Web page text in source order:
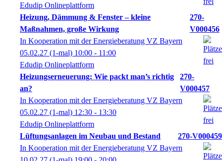
Edudip Onlineplattform
Heizung, Dämmung & Fenster – kleine
Maßnahmen, große Wirkung
270-
V000456
In Kooperation mit der Energieberatung VZ Bayern
05.02.27 (1-mal) 10:00 - 11:00
Edudip Onlineplattform
Heizungserneuerung: Wie packt man’s richtig
an?
270-
V000457
In Kooperation mit der Energieberatung VZ Bayern
05.02.27 (1-mal) 12:30 - 13:30
Edudip Onlineplattform
Lüftungsanlagen im Neubau und Bestand
270-V000459
In Kooperation mit der Energieberatung VZ Bayern